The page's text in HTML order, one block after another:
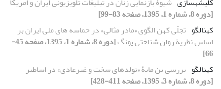
[دوره 8، شماره 1، 1395، صفحه 83-99]
کهن‏الگو تجلّی کهن الگوی «مادر مثالی» در حماسه های ملی ایران بر
اساس نظریۀ روان شناختی یونگ
[دوره 8، شماره 1، 1395، صفحه 45-
66]
کهن‏الگو بررسی بن‏ مایۀ «تولدهای سخت و غیرعادی» در اساطیر
[دوره 8، شماره 3، 1395، صفحه 411-428]